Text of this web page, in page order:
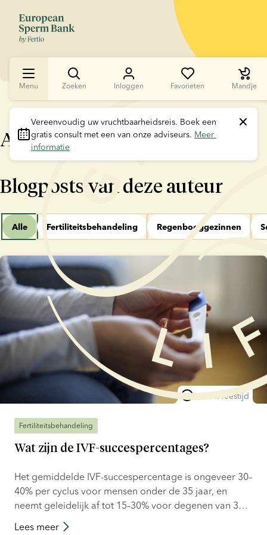
Menu Zoeken Inloggen Favorieten Mandje
Vereenvoudig uw vruchtbaarheidsreis. Boek een
gratis consult met een van onze adviseurs. Meer
informatie
Anne Petersen
Blogposts van deze auteur
Alle Fertiliteitsbehandeling Regenbooggezinnen
6 min. leestijd
Fertiliteitsbehandeling
Wat zijn de IVF-succespercentages?
Het gemiddelde IVF-succespercentage is ongeveer 30–
40% per cyclus voor mensen onder de 35 jaar, en
neemt geleidelijk af tot 15–30% voor degenen van 35–
40 jaar. Echter, IVF-succespercentages zijn afhankelijk
Lees meer